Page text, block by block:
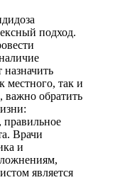
подход.
местного, так и
важно обратить
правильное
Врачи
и
является